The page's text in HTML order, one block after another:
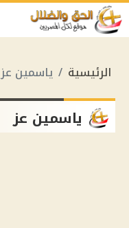
الرئيسية ياسمين عز
ياسمين عز